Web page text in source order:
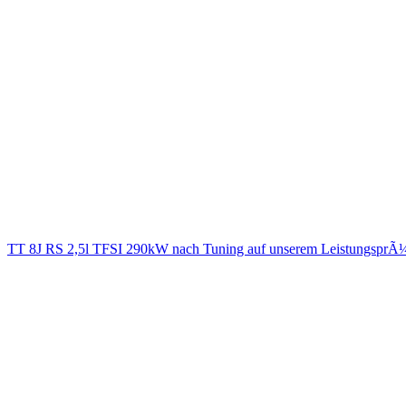
TT 8J RS 2,5l TFSI 290kW nach Tuning auf unserem